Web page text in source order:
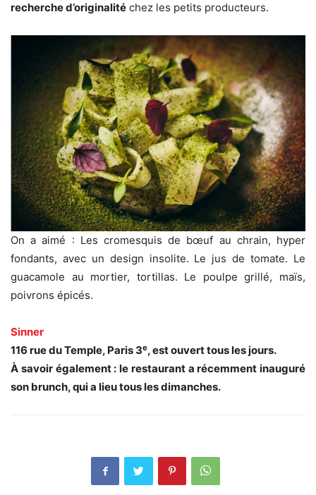
recherche d’originalité chez les petits producteurs.
On a aimé : Les cromesquis de bœuf au chrain, hyper
fondants, avec un design insolite. Le jus de tomate. Le
guacamole au mortier, tortillas. Le poulpe grillé, maïs,
poivrons épicés.
Sinner
116 rue du Temple, Paris 3e, est ouvert tous les jours.
À savoir également : le restaurant a récemment inauguré
son brunch, qui a lieu tous les dimanches.